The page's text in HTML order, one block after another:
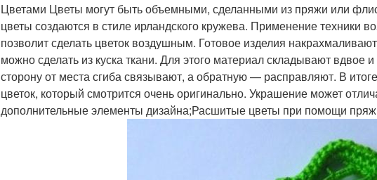
Цветами Цветы могут быть объемными, сделанными из пряжи или
цветы создаются в стиле ирландского кружева. Применение техники
позволит сделать цветок воздушным. Готовое изделия
можно сделать из куска ткани. Для этого материал складывают вдвое
сторону от места сгиба связывают, а обратную — расправляют. В
цветок, который смотрится очень оригинально. Украшение может
дополнительные элементы дизайна;Расшитые цветы при помощи